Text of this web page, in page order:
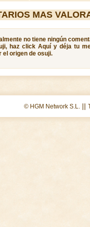
MAS
no tiene ningún
haz click Aquí y déja tu
el origen de osuji.
© HGM Network S.L. ||